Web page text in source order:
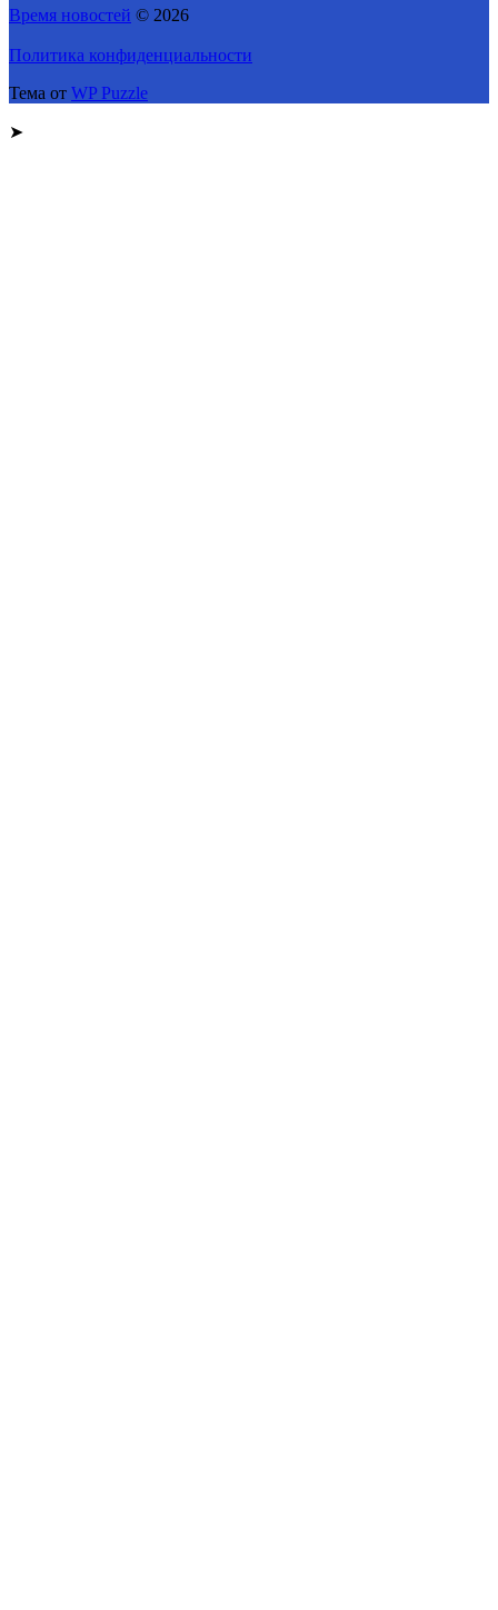
Время новостей © 2026
Политика конфиденциальности
Тема от WP Puzzle
➤